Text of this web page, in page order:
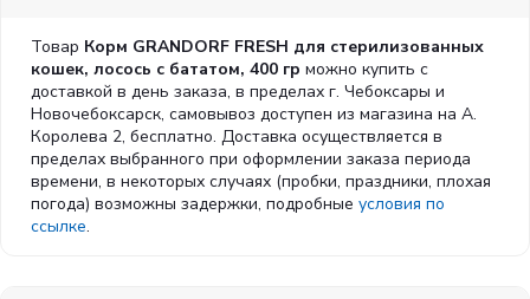
Пивные дрожжи (природный источник MOS и бета-
глюканов), Масло лосося (0,5%), Яблоки, Морковь, Клюква,
Черника, Брокколи, Шпинат, Помидоры, Глюкозамина
гидрохлорид (100 мг/кг), Хондроитина сульфат (100 мг/кг),
юкка Шидигера, Грейпфрут, Розмарин, Куркума.
Норма кормления:
Суточная норма от 20 г в зависимости от массы тела,
активности и условий содержания питомца. Рекомендуется
Товар Корм GRANDORF FRESH для стерилизованных
кошек, лосось с бататом, 400 гр можно купить с
доставкой в день заказа, в пределах г. Чебоксары и
Новочебоксарск, самовывоз доступен из магазина на А.
Королева 2, бесплатно. Доставка осуществляется в
пределах выбранного при оформлении заказа периода
времени, в некоторых случаях (пробки, праздники, плохая
погода) возможны задержки, подробные условия по
ссылке.